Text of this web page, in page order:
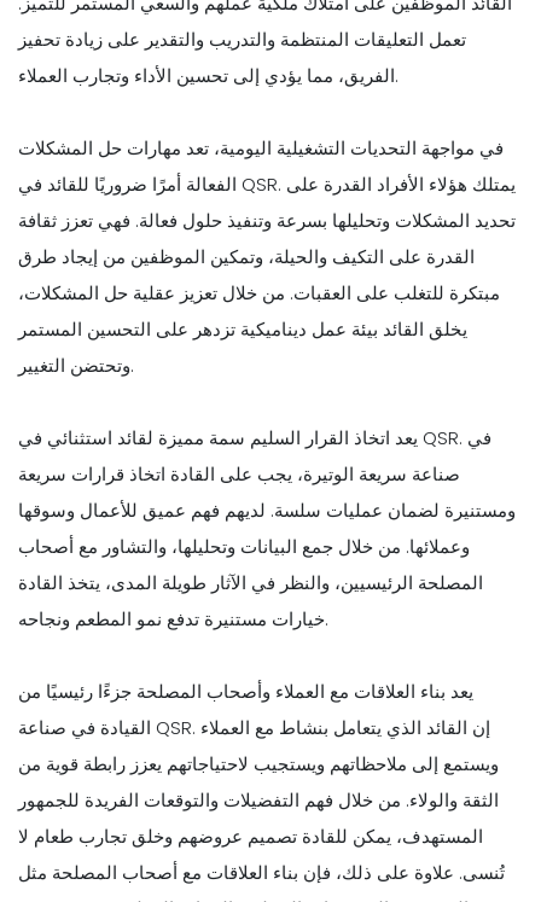
تعمل التعليقات المنتظمة والتدريب والتقدير على زيادة تحفيز
الفريق، مما يؤدي إلى تحسين الأداء وتجارب العملاء.
في مواجهة التحديات التشغيلية اليومية، تعد مهارات حل المشكلات
الفعالة أمرًا ضروريًا للقائد في QSR. يمتلك هؤلاء الأفراد القدرة على
تحديد المشكلات وتحليلها بسرعة وتنفيذ حلول فعالة. فهي تعزز ثقافة
القدرة على التكيف والحيلة، وتمكين الموظفين من إيجاد طرق
مبتكرة للتغلب على العقبات. من خلال تعزيز عقلية حل المشكلات،
يخلق القائد بيئة عمل ديناميكية تزدهر على التحسين المستمر
وتحتضن التغيير.
يعد اتخاذ القرار السليم سمة مميزة لقائد استثنائي في QSR. في
صناعة سريعة الوتيرة، يجب على القادة اتخاذ قرارات سريعة
ومستنيرة لضمان عمليات سلسة. لديهم فهم عميق للأعمال وسوقها
وعملائها. من خلال جمع البيانات وتحليلها، والتشاور مع أصحاب
المصلحة الرئيسيين، والنظر في الآثار طويلة المدى، يتخذ القادة
خيارات مستنيرة تدفع نمو المطعم ونجاحه.
يعد بناء العلاقات مع العملاء وأصحاب المصلحة جزءًا رئيسيًا من
القيادة في صناعة QSR. إن القائد الذي يتعامل بنشاط مع العملاء
ويستمع إلى ملاحظاتهم ويستجيب لاحتياجاتهم يعزز رابطة قوية من
الثقة والولاء. من خلال فهم التفضيلات والتوقعات الفريدة للجمهور
المستهدف، يمكن للقادة تصميم عروضهم وخلق تجارب طعام لا
تُنسى. علاوة على ذلك، فإن بناء العلاقات مع أصحاب المصلحة مثل